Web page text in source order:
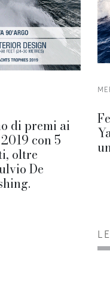
di premi ai
con 5
oltre
De